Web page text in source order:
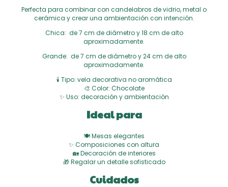
Perfecta para combinar con candelabros de vidrio, metal o
cerámica y crear una ambientación con intención.
Chica: de 7 cm de diámetro y 18 cm de alto
aproximadamente.
Grande: de 7 cm de diámetro y 24 cm de alto
aproximadamente.
🕯️ Tipo: vela decorativa no aromática
🎨 Color: Chocolate
✨ Uso: decoración y ambientación
Ideal para
🍽️ Mesas elegantes
✨ Composiciones con altura
🏡 Decoración de interiores
🎁 Regalar un detalle sofisticado
Cuidados